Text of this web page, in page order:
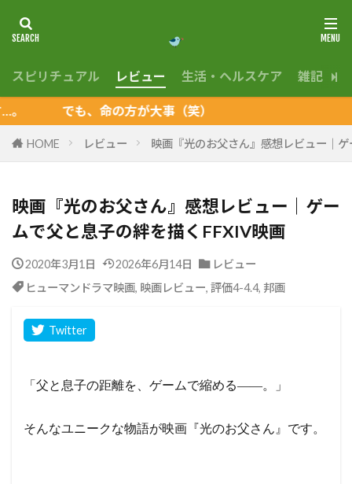
スピリチュアル レビュー 生活・ヘルスケア 雑記
、命の方が大事（笑）
HOME レビュー 映画『光のお父さん』感想レビュー｜
映画『光のお父さん』感想レビュー｜ゲー
ムで父と息子の絆を描くFFXIV映画
2020年3月1日 2026年6月14日
レビュー
ヒューマンドラマ映画, 映画レビュー, 評価4-4.4, 邦画
「父と息子の距離を、ゲームで縮める――。」
そんなユニークな物語が映画『光のお父さん』です。